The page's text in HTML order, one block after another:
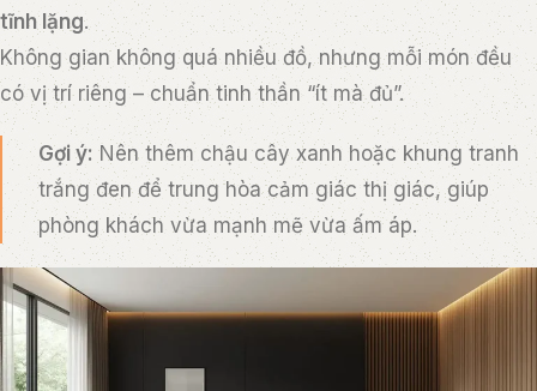
tĩnh lặng.
Không gian không quá nhiều đồ, nhưng mỗi món đều
có vị trí riêng – chuẩn tinh thần “ít mà đủ”.
Gợi ý: Nên thêm chậu cây xanh hoặc khung tranh
trắng đen để trung hòa cảm giác thị giác, giúp
phòng khách vừa mạnh mẽ vừa ấm áp.